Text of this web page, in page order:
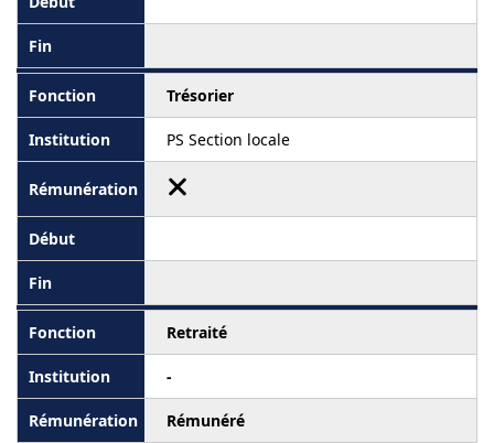
Trésorier
PS Section locale
Retraité
-
Rémunéré